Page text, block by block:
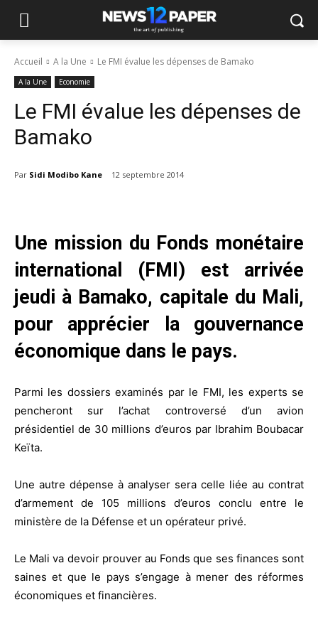
Accueil A la Une Le FMI évalue les dépenses de Bamako
A la Une Economie
Le FMI évalue les dépenses de
Bamako
Par Sidi Modibo Kane 12 septembre 2014
Une mission du Fonds monétaire
international (FMI) est arrivée
jeudi à Bamako, capitale du Mali,
pour apprécier la gouvernance
économique dans le pays.
Parmi les dossiers examinés par le FMI, les experts se
pencheront sur l’achat controversé d’un avion
présidentiel de 30 millions d’euros par Ibrahim Boubacar
Keïta.
Une autre dépense à analyser sera celle liée au contrat
d’armement de 105 millions d’euros conclu entre le
ministère de la Défense et un opérateur privé.
Le Mali va devoir prouver au Fonds que ses finances sont
saines et que le pays s’engage à mener des réformes
économiques et financières.